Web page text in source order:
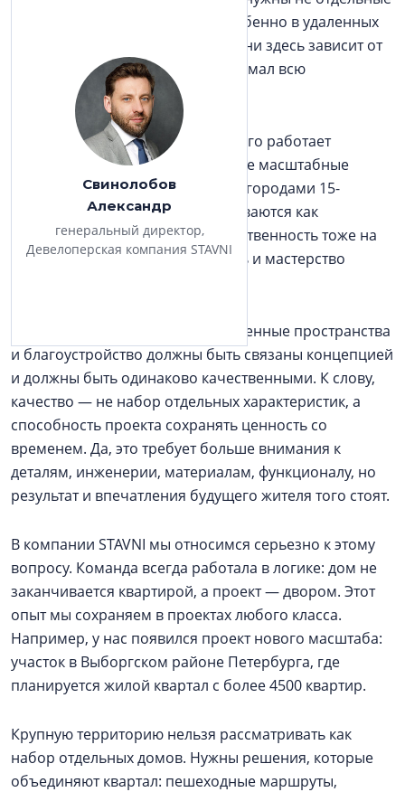
Свинолобов
Александр
генеральный директор,
Девелоперская компания STAVNI
дома, а городские кварталы. Особенно в удаленных
от центра районах: качество жизни здесь зависит от
того, насколько девелопер продумал всю
территорию застройки.
В Ленинградской области для этого работает
механизм КРТ. В Петербурге такие масштабные
проекты — их иногда называют «городами 15-
минутной доступности» — развиваются как
инициатива застройщика. Ответственность тоже на
нем, и тут нужны дальновидность и мастерство
Жилье, инфраструктура, общественные пространства
и благоустройство должны быть связаны концепцией
и должны быть одинаково качественными. К слову,
качество — не набор отдельных характеристик, а
способность проекта сохранять ценность со
временем. Да, это требует больше внимания к
деталям, инженерии, материалам, функционалу, но
результат и впечатления будущего жителя того стоят.
В компании STAVNI мы относимся серьезно к этому
вопросу. Команда всегда работала в логике: дом не
заканчивается квартирой, а проект — двором. Этот
опыт мы сохраняем в проектах любого класса.
Например, у нас появился проект нового масштаба:
участок в Выборгском районе Петербурга, где
планируется жилой квартал с более 4500 квартир.
Крупную территорию нельзя рассматривать как
набор отдельных домов. Нужны решения, которые
объединяют квартал: пешеходные маршруты,